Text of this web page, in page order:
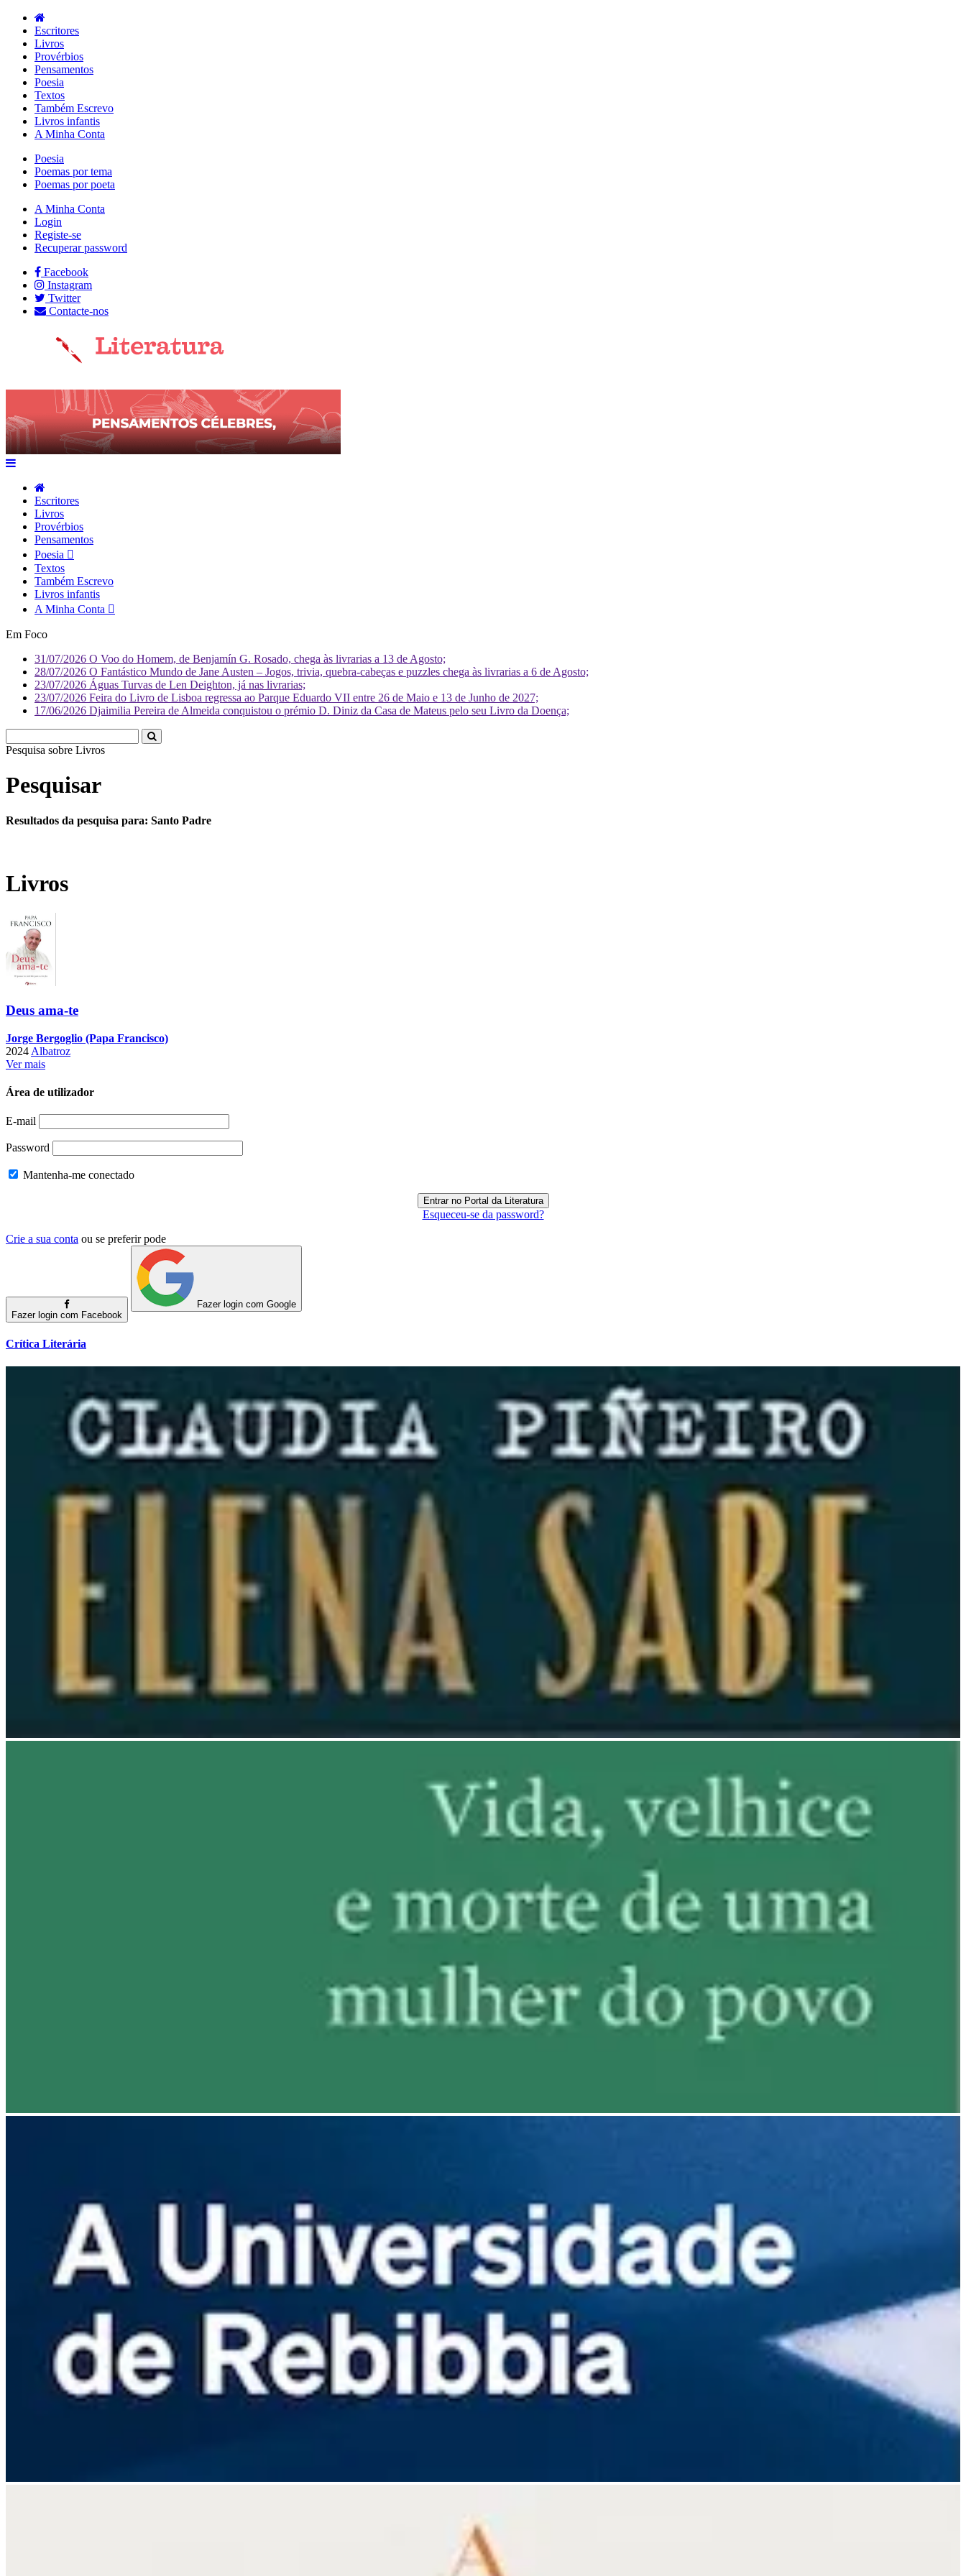
Escritores
Livros
Provérbios
Pensamentos
Poesia
Textos
Também Escrevo
Livros infantis
A Minha Conta
Poesia
Poemas por tema
Poemas por poeta
A Minha Conta
Login
Registe-se
Recuperar password
Facebook
Instagram
Twitter
Contacte-nos
Escritores
Livros
Provérbios
Pensamentos
Poesia
Textos
Também Escrevo
Livros infantis
A Minha Conta
Em Foco
31/07/2026 O Voo do Homem, de Benjamín G. Rosado, chega às livrarias a 13 de Agosto;
28/07/2026 O Fantástico Mundo de Jane Austen – Jogos, trivia, quebra-cabeças e puzzles chega às livrarias a 6 de Agosto;
23/07/2026 Águas Turvas de Len Deighton, já nas livrarias;
23/07/2026 Feira do Livro de Lisboa regressa ao Parque Eduardo VII entre 26 de Maio e 13 de Junho de 2027;
17/06/2026 Djaimilia Pereira de Almeida conquistou o prémio D. Diniz da Casa de Mateus pelo seu Livro da Doença;
Pesquisa sobre
Pesquisar
Resultados da pesquisa para: Santo Padre
Livros
Deus ama-te
Jorge Bergoglio (Papa Francisco)
2024 Albatroz
Ver mais
Área de utilizador
E-mail
Password
Mantenha-me conectado
Esqueceu-se da password?
Crie a sua conta ou se preferir pode
Fazer login com Facebook
Fazer login com Google
Crítica Literária